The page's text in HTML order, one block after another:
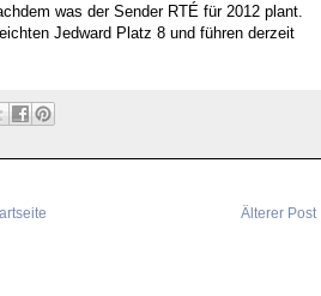
was der Sender RTÉ für 2012 plant.
Jedward Platz 8 und führen derzeit
Älterer Post